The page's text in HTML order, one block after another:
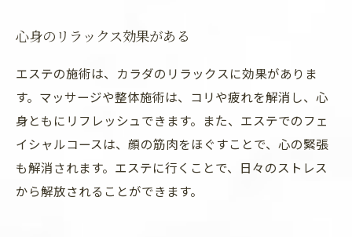
心身のリラックス効果がある
エステの施術は、カラダのリラックスに効果がありま
す。マッサージや整体施術は、コリや疲れを解消し、心
身ともにリフレッシュできます。また、エステでのフェ
イシャルコースは、顔の筋肉をほぐすことで、心の緊張
も解消されます。エステに行くことで、日々のストレス
から解放されることができます。